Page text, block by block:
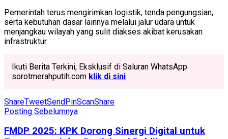
Pemerintah terus mengirimkan logistik, tenda pengungsian,
serta kebutuhan dasar lainnya melalui jalur udara untuk
menjangkau wilayah yang sulit diakses akibat kerusakan
infrastruktur.
Ikuti Berita Terkini, Eksklusif di Saluran WhatsApp
sorotmerahputih.com klik di sini
ShareTweetSendPinScanShare
Posting Sebelumnya
FMDP 2025: KPK Dorong Sinergi Digital untuk